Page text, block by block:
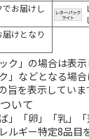
お届けし
けとなり
ク」の場合は表
」などとなる場
旨を表示していま
いて
」「卵」「乳」
ルギー特定8品目